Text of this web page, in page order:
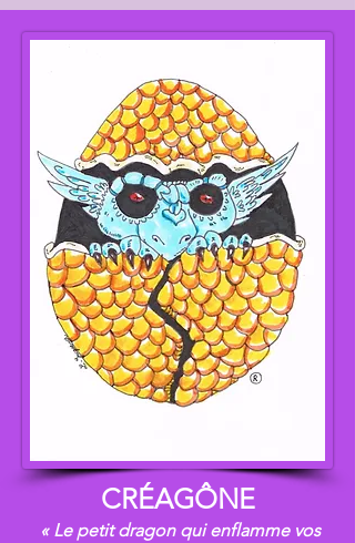
CRÉAGÔNE
« Le petit dragon qui enflamme vos